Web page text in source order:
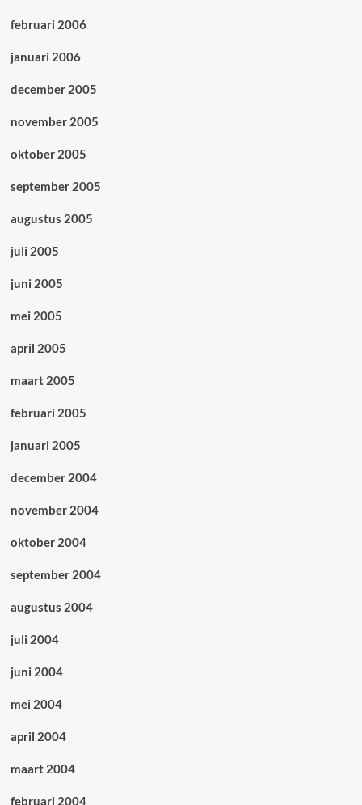
februari 2006
januari 2006
december 2005
november 2005
oktober 2005
september 2005
augustus 2005
juli 2005
juni 2005
mei 2005
april 2005
maart 2005
februari 2005
januari 2005
december 2004
november 2004
oktober 2004
september 2004
augustus 2004
juli 2004
juni 2004
mei 2004
april 2004
maart 2004
februari 2004